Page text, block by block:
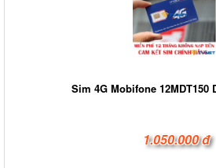
Sim 4G Mobifone 12MDT150
1.050.000 đ